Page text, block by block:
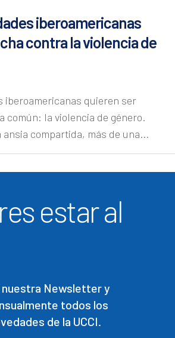
iberoamericanas
contra la violencia de
iberoamericanas quieren ser
común: la violencia de género.
ansia compartida, más de una...
estar al
Newsletter y
todos los
de la UCCI.